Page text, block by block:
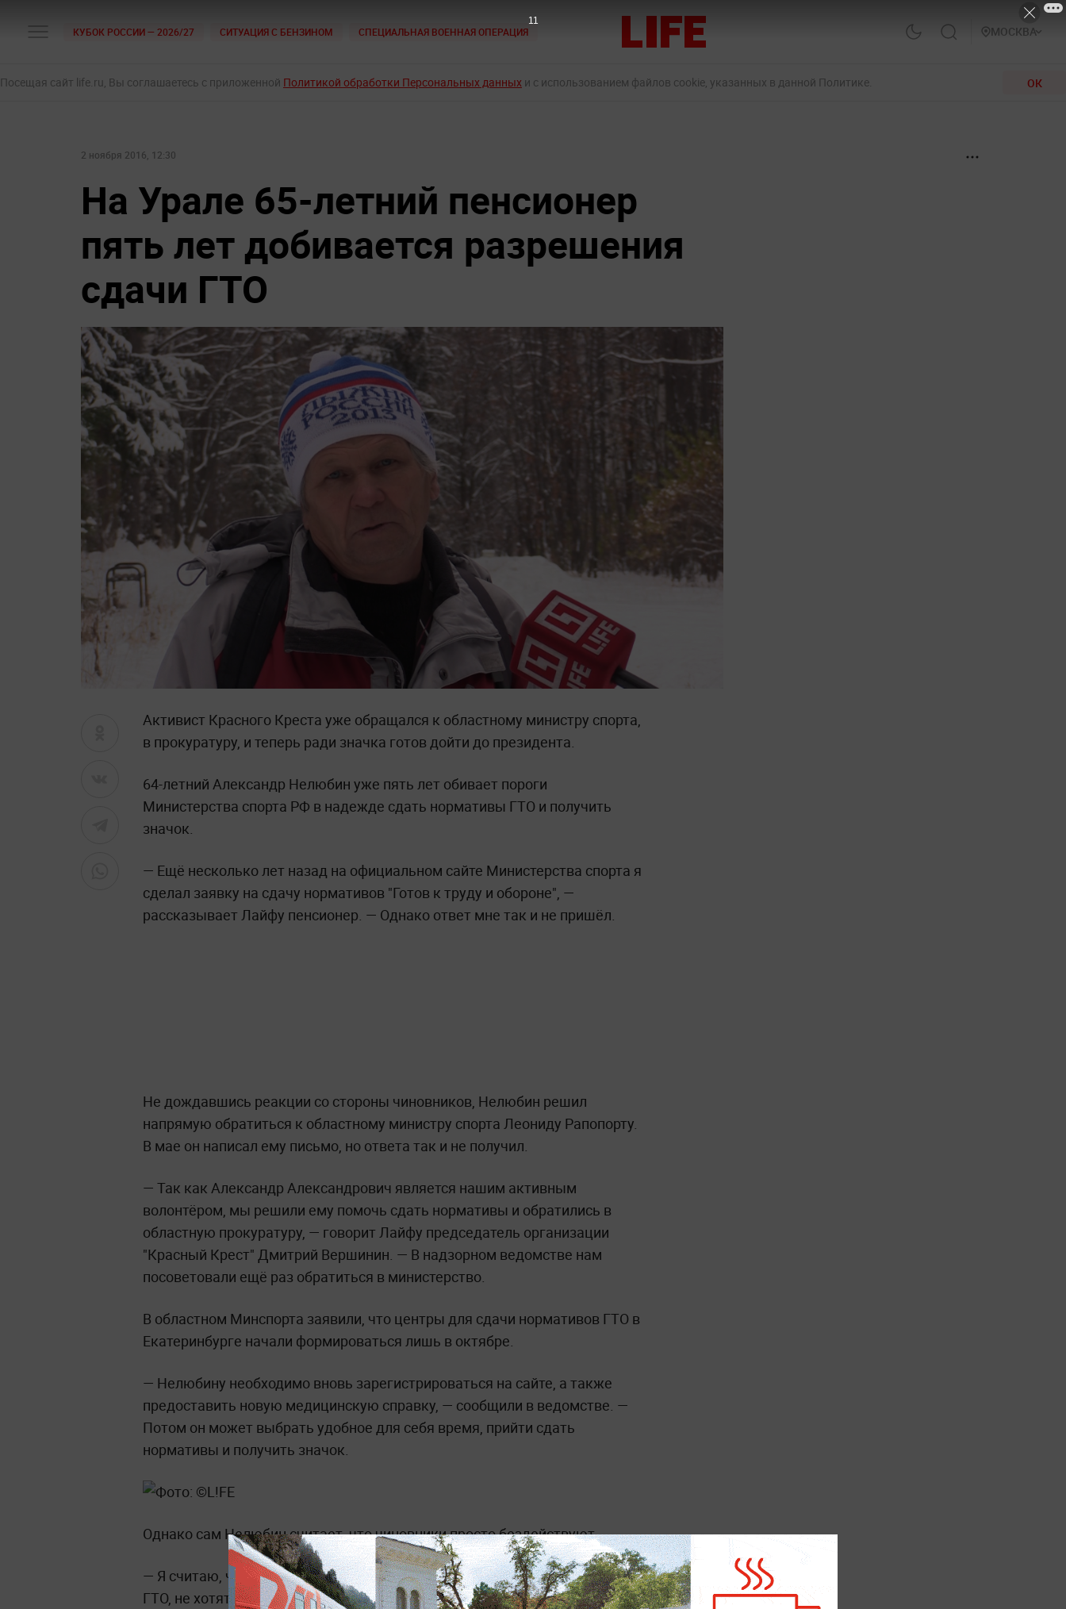
КУБОК РОССИИ — 2026/27 СИТУАЦИЯ С БЕНЗИНОМ СПЕЦИАЛЬНАЯ ВОЕННАЯ ОПЕРАЦИЯ МОСКВА
Посещая сайт life.ru, Вы соглашаетесь с приложенной Политикой обработки Персональных данных и с использованием файлов cookie, указанных в данной Политике. ОК
2 ноября 2016, 12:30
На Урале 65-летний пенсионер
пять лет добивается разрешения
сдачи ГТО
Активист Красного Креста уже обращался к областному министру спорта,
в прокуратуру, и теперь ради значка готов дойти до президента.
64-летний Александр Нелюбин уже пять лет обивает пороги
Министерства спорта РФ в надежде сдать нормативы ГТО и получить
значок.
— Ещё несколько лет назад на официальном сайте Министерства спорта я
сделал заявку на сдачу нормативов "Готов к труду и обороне", —
рассказывает Лайфу пенсионер. — Однако ответ мне так и не пришёл.
Не дождавшись реакции со стороны чиновников, Нелюбин решил
напрямую обратиться к областному министру спорта Леониду Рапопорту.
В мае он написал ему письмо, но ответа так и не получил.
— Так как Александр Александрович является нашим активным
волонтёром, мы решили ему помочь сдать нормативы и обратились в
областную прокуратуру, — говорит Лайфу председатель организации
"Красный Крест" Дмитрий Вершинин. — В надзорном ведомстве нам
посоветовали ещё раз обратиться в министерство.
В областном Минспорта заявили, что центры для сдачи нормативов ГТО в
Екатеринбурге начали формироваться лишь в октябре.
— Нелюбину необходимо вновь зарегистрироваться на сайте, а также
предоставить новую медицинскую справку, — сообщили в ведомстве. —
Потом он может выбрать удобное для себя время, прийти сдать
нормативы и получить значок.
Однако сам Нелюбин считает, что чиновники просто бездействуют.
— Я считаю, что наши чиновники, несмотря на указ президента о сдачах
ГТО, не хотят заниматься пенсионерами, — считает Александр
10